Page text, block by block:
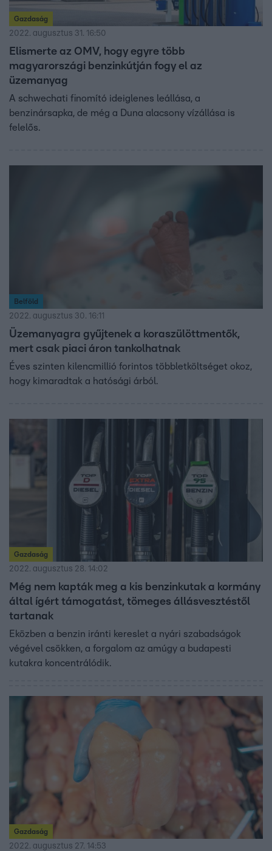
Gazdaság
2022. augusztus 31. 16:50
Elismerte az OMV, hogy egyre több
magyarországi benzinkútján fogy el az
üzemanyag
A schwechati finomító ideiglenes leállása, a
benzinársapka, de még a Duna alacsony vízállása is
felelős.
Belföld
2022. augusztus 30. 16:11
Üzemanyagra gyűjtenek a koraszülöttmentők,
mert csak piaci áron tankolhatnak
Éves szinten kilencmillió forintos többletköltséget okoz,
hogy kimaradtak a hatósági árból.
Gazdaság
2022. augusztus 28. 14:02
Még nem kapták meg a kis benzinkutak a kormány
által ígért támogatást, tömeges állásvesztéstől
tartanak
Eközben a benzin iránti kereslet a nyári szabadságok
végével csökken, a forgalom az amúgy a budapesti
kutakra koncentrálódik.
Gazdaság
2022. augusztus 27. 14:53